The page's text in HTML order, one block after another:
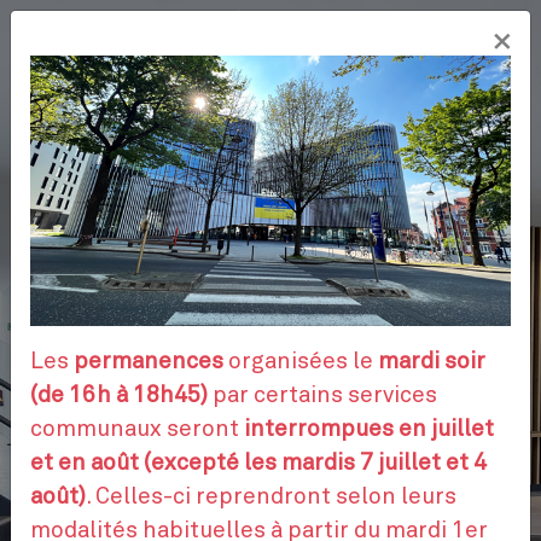
Aller
contenu
principal
VOS DÉMARCHES
RENDEZ-VOUS
CONTACTEZ-NOUS
FR
×
Les permanences organisées le mardi soir
(de 16h à 18h45) par certains services
communaux seront interrompues en juillet
et en août (excepté les mardis 7 juillet et 4
août). Celles-ci reprendront selon leurs
modalités habituelles à partir du mardi 1er